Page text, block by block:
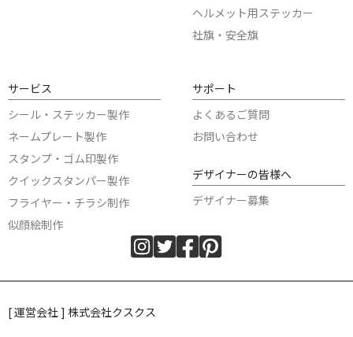
ヘルメット用ステッカー
社旗・安全旗
サービス
シール・ステッカー製作
ネームプレート製作
スタンプ・ゴム印製作
クイックスタンパー製作
フライヤー・チラシ制作
似顔絵制作
サポート
よくあるご質問
お問い合わせ
デザイナーの皆様へ
デザイナー募集
[ 運営会社 ] 株式会社クスクス